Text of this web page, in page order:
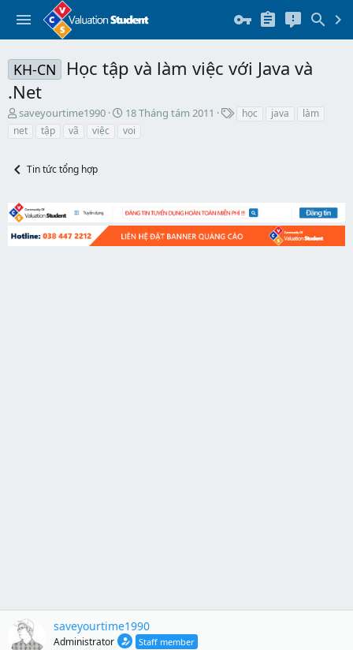
KH-CN
Học tập và làm việc với Java và
.Net
T
h
a
t
a
r
saveyourtime1990
N
g
đ
ầ
u
18 Tháng tám 2011 học java
làm
net
tập vã việc voi
Tin tức tổng hợp
saveyourtime1990
Administrator Staff member